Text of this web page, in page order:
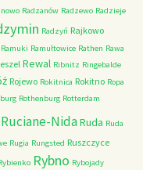
Radzanów Radzewo Radzieje
Radzyń Rajkowo
Ramuki Ramułtowice Rathen Rawa
Rewal Ribnitz Ringebalde
Rojewo Rokitnica Rokitno Ropa
Rothenburg Rotterdam
Ruciane-NidaRuda Ruda
Rugia Rungsted Ruszczyce
Rybno Rybojady